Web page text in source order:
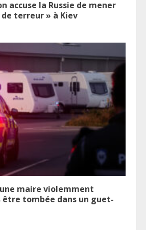
accuse la Russie de mener
terreur » à Kiev
maire violemment
être tombée dans un guet-